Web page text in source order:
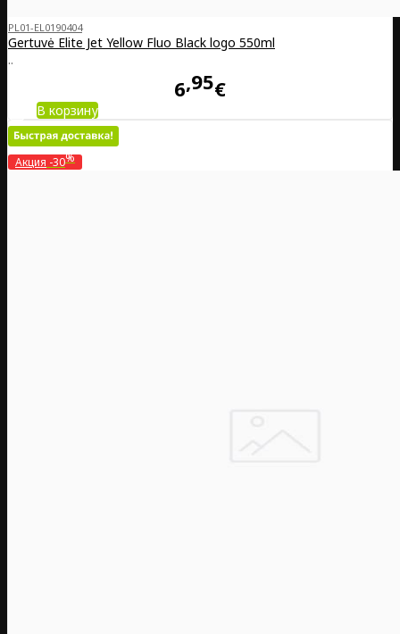
PL01-EL0190404
Gertuvė Elite Jet Yellow Fluo Black logo 550ml
..
6 95€
В корзину
Акция -30%